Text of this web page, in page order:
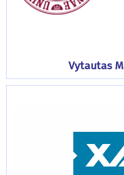
Vytautas